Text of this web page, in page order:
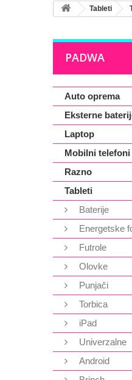
Tableti
PADWA
Auto oprema
Eksterne
Laptop
Mobilni telefoni
Razno
Tableti
Baterije
Energetske
Futrole
Olovke
Punjači
Torbica
iPad
Univerzalne
Android